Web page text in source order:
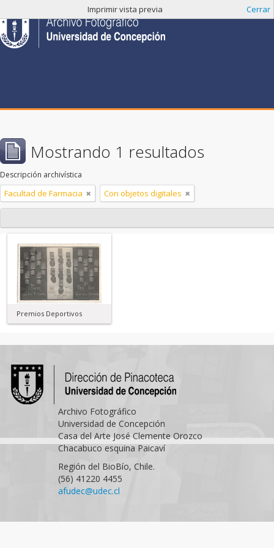
Imprimir vista previa Cerrar
Mostrando 1 resultados
Descripción archivística
Facultad de Farmacia Con objetos digitales
Premios Deportivos
Archivo Fotográfico
Universidad de Concepción
Casa del Arte José Clemente Orozco
Chacabuco esquina Paicaví
Región del BioBío, Chile.
(56) 41220 4455
afudec@udec.cl